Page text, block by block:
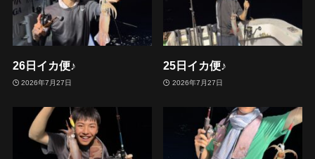
26日イカ便♪
2026年7月27日
25日イカ便♪
2026年7月27日